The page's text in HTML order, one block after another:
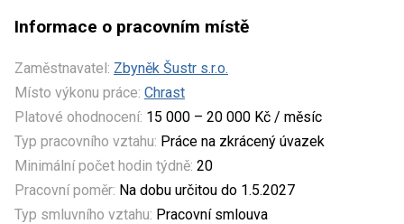
Informace o pracovním místě
Zaměstnavatel: Zbyněk Šustr s.r.o.
Místo výkonu práce: Chrast
Platové ohodnocení: 15 000 – 20 000 Kč / měsíc
Typ pracovního vztahu: Práce na zkrácený úvazek
Minimální počet hodin týdně: 20
Pracovní poměr: Na dobu určitou do 1.5.2027
Typ smluvního vztahu: Pracovní smlouva